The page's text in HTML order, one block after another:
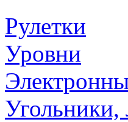
Рулетки
Уровни
Угольники,